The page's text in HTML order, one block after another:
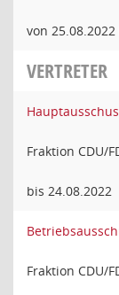
von
VERTRETER
Fraktion CDU/
bis 24.08.2022
Fraktion CDU/